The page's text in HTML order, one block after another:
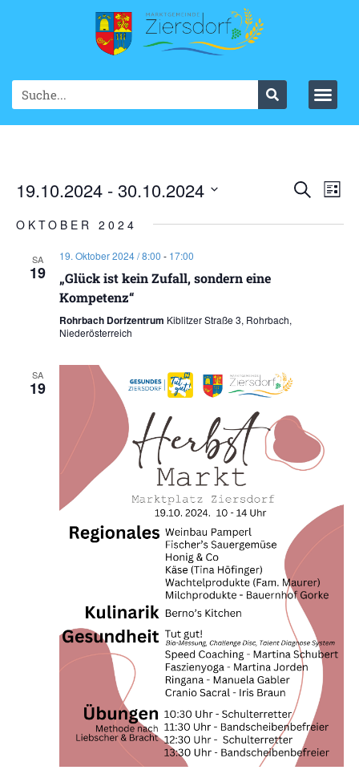
SucheList
19.10.2024 - 30.10.2024
wählen.
OKTOBER 2024
SA
19
19. Oktober 2024 / 8:00 - 17:00
„Glück ist kein Zufall, sondern eine
Kompetenz“
Rohrbach Dorfzentrum Kiblitzer Straße 3, Rohrbach,
Niederösterreich
SA
19